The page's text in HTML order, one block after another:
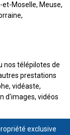
Moselle, Meuse,
nos télépilotes de
prestations
vidéaste,
d'images, vidéos
exclusive